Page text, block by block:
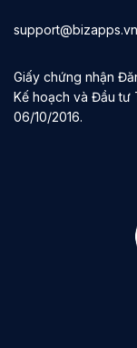
support@bizapps.vn
Giấy chứng nhận
Kế hoạch và Đầu tư
06/10/2016.